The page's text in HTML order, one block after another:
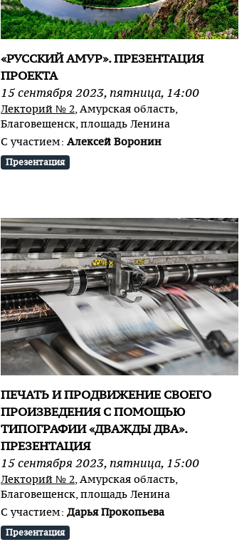
«РУССКИЙ АМУР». ПРЕЗЕНТАЦИЯ
ПРОЕКТА
15сентября 2023,пятница, 14:00
Лекторий № 2, Амурская область,
Благовещенск, площадь Ленина
С участием:Алексей Воронин
Презентация
ПЕЧАТЬ И ПРОДВИЖЕНИЕ СВОЕГО
ПРОИЗВЕДЕНИЯ С ПОМОЩЬЮ
ТИПОГРАФИИ «ДВАЖДЫ ДВА».
ПРЕЗЕНТАЦИЯ
15сентября 2023,пятница, 15:00
Лекторий № 2, Амурская область,
Благовещенск, площадь Ленина
С участием:Дарья Прокопьева
Презентация